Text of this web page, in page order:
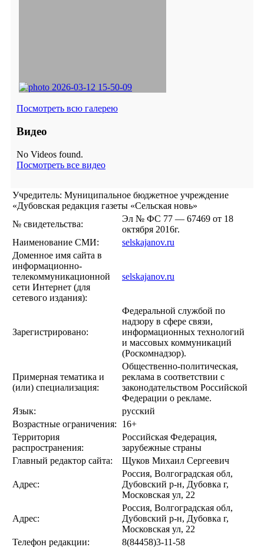
Посмотреть всю галерею
Видео
No Videos found.
Посмотреть все видео
Учредитель: Муниципальное бюджетное учреждение
«Дубовская редакция газеты «Сельская новь»
№ свидетельства:
Эл № ФС 77 — 67469 от 18
октября 2016г.
Наименование СМИ:
selskajanov.ru
Доменное имя сайта в
информационно-
телекоммуникационной
сети Интернет (для
сетевого издания):
selskajanov.ru
Зарегистрировано:
Федеральной службой по
надзору в сфере связи,
информационных технологий
и массовых коммуникаций
(Роскомнадзор).
Примерная тематика и
(или) специализация:
Общественно-политическая,
реклама в соответствии с
законодательством Российской
Федерации о рекламе.
Язык:
русский
Возрастные ограничения:
16+
Территория
распространения:
Российская Федерация,
зарубежные страны
Главный редактор сайта:
Щуков Михаил Сергеевич
Адрес:
Россия, Волгоградская обл,
Дубовский р-н, Дубовка г,
Московская ул, 22
Адрес:
Россия, Волгоградская обл,
Дубовский р-н, Дубовка г,
Московская ул, 22
Телефон редакции:
8(84458)3-11-58